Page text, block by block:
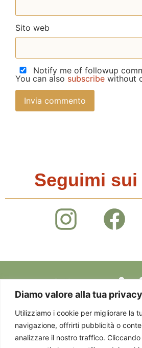
Diamo valore alla tua privacy
Utilizziamo i cookie per migliorare la
navigazione, offrirti pubblicità o
analizzare il nostro traffico. Cliccando
Sito web
Notify me of followup
You can also subscribe without
Seguimi
Via Staurenghi 37
21100 Varese - P.
Privacy Policy
Cookie Policy